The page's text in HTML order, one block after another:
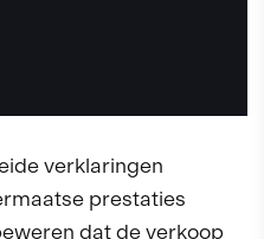
verklaringen
prestaties
dat de verkoop